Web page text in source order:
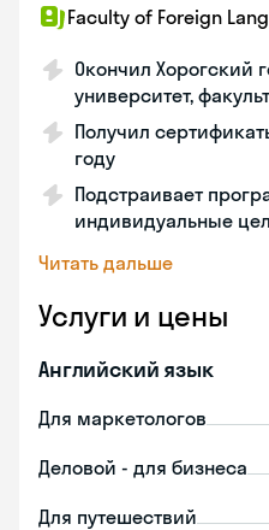
Faculty of Foreign
Окончил Хорогский
университет,
Получил сертификаты
году
Подстраивает
индивидуальные
Читать дальше
Услуги и цены
Английский язык
Для маркетологов
Деловой - для бизнеса
Для путешествий